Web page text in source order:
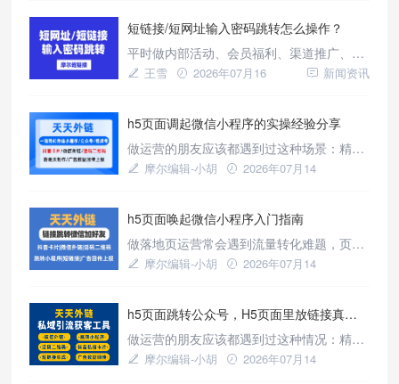
失效；想做随机福利类活动玩法，又要投入
开发成本。普通短链接仅支持一对一跳转，
无法满足多目标页灵活分流的需求。很多人
想知道支持多个链接随机跳转的
短链接/短网址输入密码跳转怎么操作？
平时做内部活动、会员福利、渠道推广、产
品内测的朋友，大概率都踩过一个坑：普通
王雪 2026年07月16 新闻资讯
h5页面调起微信小程序的实操经验分享
做运营的朋友应该都遇到过这种场景：精心
策划了一个H5活动页面，用户看完内容产生
有想象中那么简单。传统做法需要找开发对
接官方接口，适配安卓和iOS两套系统，还
得在小程序后台配各种参数，一套流程折腾
好几天。其实这类问题已经有比
摩尔编辑-小胡
2026年07月14
h5页面唤起微信小程序入门指南
做落地页运营常会遇到流量转化难题，页面
访客很难顺滑进入小程序完成下单、留资等
化跳转工具简化工作，比如天天外链的实用
功能：快速生成适配H5环境的小程序唤起链
路，无需编写复杂交互代码；支持渠道参数
透传与转化数据统计，清晰区分不同
摩尔编辑-小胡
2026年07月14
h5页面跳转公众号，H5页面里放链接真的有效吗？
做运营的朋友应该都遇到过这种情况：精心
策划了一个H5页面，用户看完内容产生了兴
摩尔编辑-小胡
2026年07月14